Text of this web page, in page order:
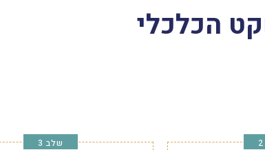
הכלכלי
שלב 3